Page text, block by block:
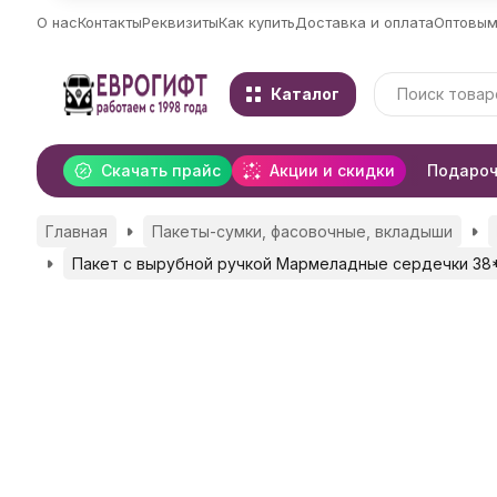
О насКонтактыРеквизитыКак купитьДоставка и оплата
Каталог
Скачать прайс Акции и скидки
Главная Пакеты-сумки, фасовочные, вкладыши
Пакет с вырубной ручкой Мармеладные сердечки